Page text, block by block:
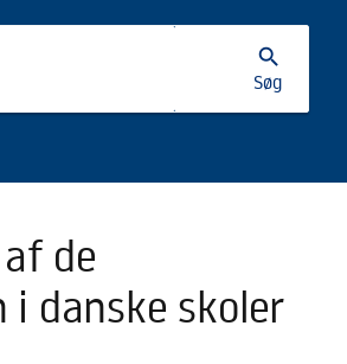
Søg
search
de
danske skoler